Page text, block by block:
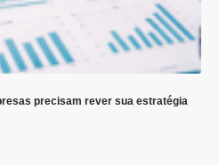
precisam rever sua estratégia